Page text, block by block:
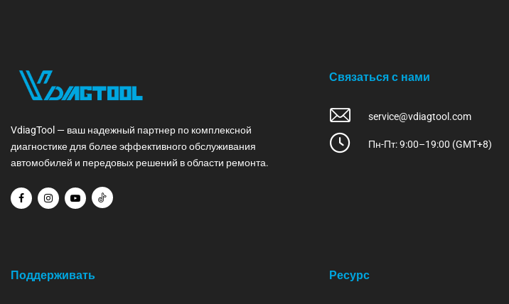
VdiagTool — ваш надежный партнер по комплексной
диагностике для более эффективного обслуживания
автомобилей и передовых решений в области ремонта.
Связаться с нами
service@vdiagtool.com
Пн-Пт: 9:00–19:00 (GMT+8)
Поддерживать Ресурс